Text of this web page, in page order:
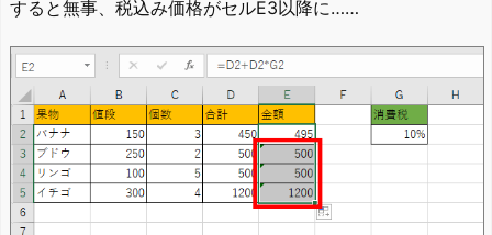
すると無事、税込み価格がセルE3以降に……